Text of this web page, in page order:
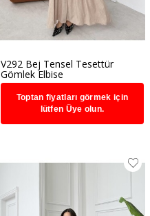
V292 Bej Tensel Tesettür
Gömlek Elbise
Toptan fiyatları görmek için
lütfen Üye olun.